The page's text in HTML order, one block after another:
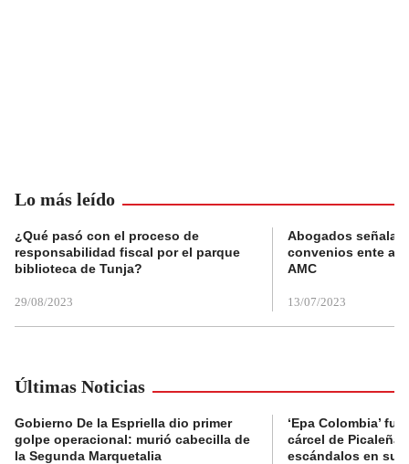
Lo más leído
¿Qué pasó con el proceso de
responsabilidad fiscal por el parque
biblioteca de Tunja?
29/08/2023
Abogados
convenios ente
AMC
13/07/2023
Últimas Noticias
Gobierno De la Espriella dio primer
golpe operacional: murió cabecilla de
la Segunda Marquetalia
‘Epa Colombia’
cárcel de Picaleña
escándalos en su